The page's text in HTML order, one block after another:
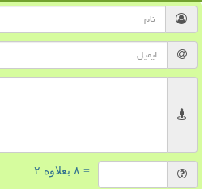
= ۸ بعلاوه ۲